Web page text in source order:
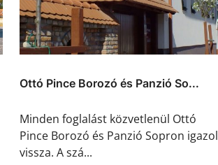
Ottó Pince Borozó és Panzió So...
Minden foglalást közvetlenül Ottó
Pince Borozó és Panzió Sopron igazol
vissza. A szá...